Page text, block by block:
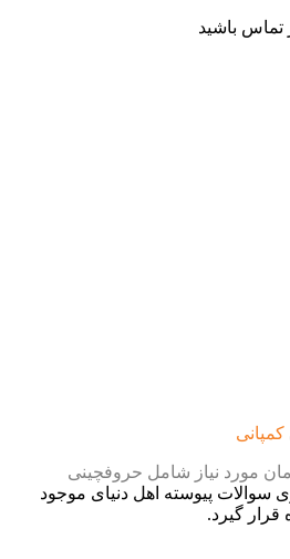
تماس باشید
کمپانی
مورد نیاز شامل حروفچینی
سوالات پیوسته اهل دنیای موجود
گیرد.